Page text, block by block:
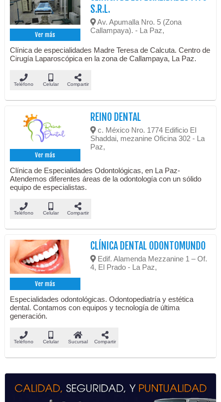
Ver más
S.R.L.
Av. Apumalla Nro. 5 (Zona
Callampaya). - La Paz,
Clínica de especialidades Madre Teresa de Calcuta. Centro de
Cirugía Laparoscópica en la zona de Callampaya, La Paz.
Teléfono Celular Compartir
Ver más
REINO DENTAL
c. México Nro. 1774 Edificio El
Shaddai, mezanine Oficina 302 - La
Paz,
Clínica de Especialidades Odontológicas, en La Paz-
Atendemos diferentes áreas de la odontología con un sólido
equipo de especialistas.
Teléfono Celular Compartir
Ver más
CLÍNICA DENTAL ODONTOMUNDO
Edif. Alamenda Mezzanine 1 – Of.
4, El Prado - La Paz,
Especialidades odontológicas. Odontopediatría y estética
dental. Contamos con equipos y tecnología de última
generación.
Teléfono Celular Sucursal Compartir